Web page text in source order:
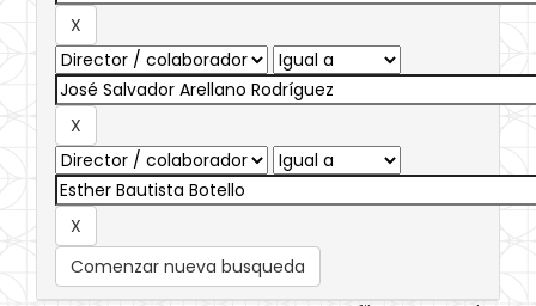
Comenzar nueva busqueda